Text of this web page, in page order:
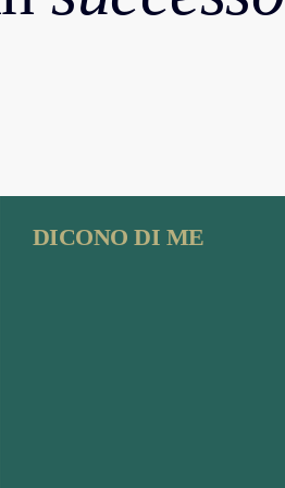
DICONO DI ME